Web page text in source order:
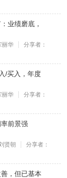
业绩磨底，
丽华
分享者：
/买入，年度
丽华
分享者：
前景强
贤朝
分享者：
，但已基本